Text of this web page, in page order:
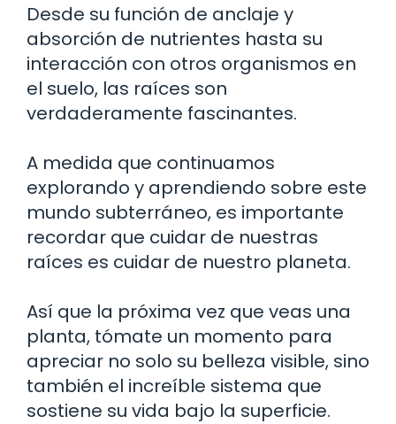
Desde su función de anclaje y
absorción de nutrientes hasta su
interacción con otros organismos en
el suelo, las raíces son
verdaderamente fascinantes.
A medida que continuamos
explorando y aprendiendo sobre este
mundo subterráneo, es importante
recordar que cuidar de nuestras
raíces es cuidar de nuestro planeta.
Así que la próxima vez que veas una
planta, tómate un momento para
apreciar no solo su belleza visible, sino
también el increíble sistema que
sostiene su vida bajo la superficie.